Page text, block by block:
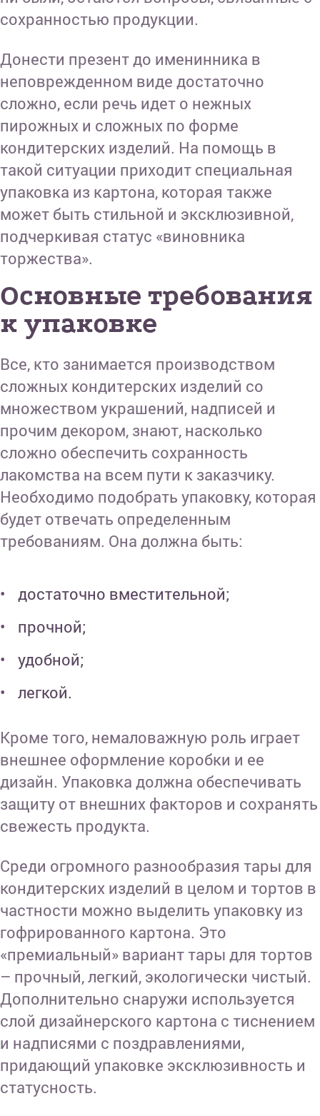
сохранностью продукции.
Донести презент до именинника в
неповрежденном виде достаточно
сложно, если речь идет о нежных
пирожных и сложных по форме
кондитерских изделий. На помощь в
такой ситуации приходит специальная
упаковка из картона, которая также
может быть стильной и эксклюзивной,
подчеркивая статус «виновника
торжества».
Основные требования
к упаковке
Все, кто занимается производством
сложных кондитерских изделий со
множеством украшений, надписей и
прочим декором, знают, насколько
сложно обеспечить сохранность
лакомства на всем пути к заказчику.
Необходимо подобрать упаковку, которая
будет отвечать определенным
требованиям. Она должна быть:
достаточно вместительной;
прочной;
удобной;
легкой.
Кроме того, немаловажную роль играет
внешнее оформление коробки и ее
дизайн. Упаковка должна обеспечивать
защиту от внешних факторов и сохранять
свежесть продукта.
Среди огромного разнообразия тары для
кондитерских изделий в целом и тортов в
частности можно выделить упаковку из
гофрированного картона. Это
«премиальный» вариант тары для тортов
– прочный, легкий, экологически чистый.
Дополнительно снаружи используется
слой дизайнерского картона с тиснением
и надписями с поздравлениями,
придающий упаковке эксклюзивность и
статусность.